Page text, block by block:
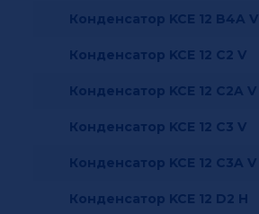
Конденсатор KCE 12 B4A V
Конденсатор KCE 12 C2 V
Конденсатор KCE 12 C2A V
Конденсатор KCE 12 C3 V
Конденсатор KCE 12 C3A V
Конденсатор KCE 12 D2 H